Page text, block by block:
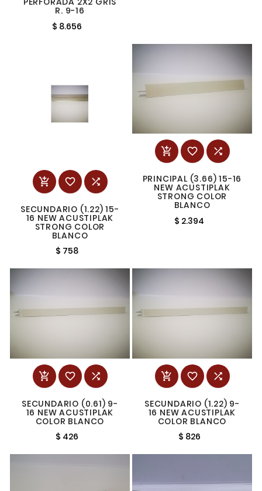
R. 9-16
$ 8.656
  
SECUNDARIO (1.22) 15-
16 NEW ACUSTIPLAK
STRONG COLOR
BLANCO
$ 758
  
PRINCIPAL (3.66) 15-16
NEW ACUSTIPLAK
STRONG COLOR
BLANCO
$ 2.394
  
SECUNDARIO (0.61) 9-
16 NEW ACUSTIPLAK
COLOR BLANCO
$ 426
  
SECUNDARIO (1.22) 9-
16 NEW ACUSTIPLAK
COLOR BLANCO
$ 826